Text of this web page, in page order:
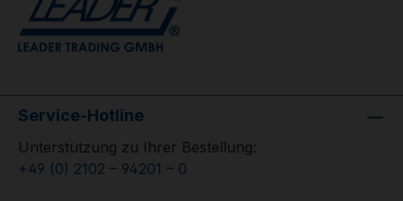
Service-Hotline
Unterstützung zu Ihrer Bestellung:
+49 (0) 2102 – 94201 – 0